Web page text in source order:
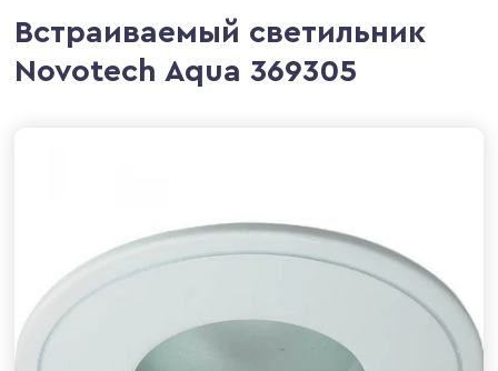
Встраиваемый светильник
Novotech Aqua 369305